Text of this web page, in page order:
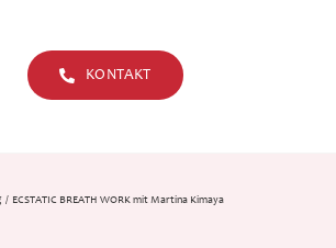
KONTAKT
ECSTATIC BREATH WORK mit Martina Kimaya